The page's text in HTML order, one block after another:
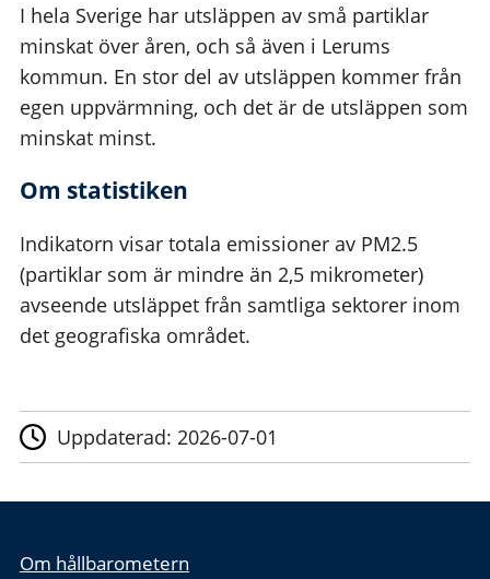
I hela Sverige har utsläppen av små partiklar
minskat över åren, och så även i Lerums
kommun. En stor del av utsläppen kommer från
egen uppvärmning, och det är de utsläppen som
minskat minst.
Om statistiken
Indikatorn visar totala emissioner av PM2.5
(partiklar som är mindre än 2,5 mikrometer)
avseende utsläppet från samtliga sektorer inom
det geografiska området.
Uppdaterad: 2026-07-01
Om hållbarometern